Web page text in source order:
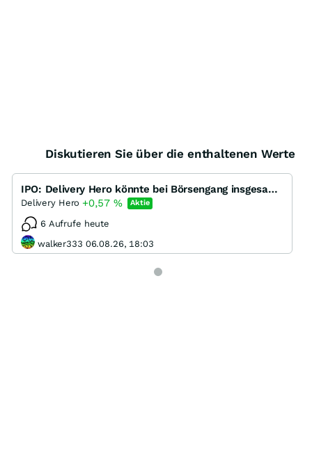
Diskutieren Sie über die enthaltenen Werte
IPO: Delivery Hero könnte bei Börsengang insgesamt bis zu eine Milliarde einsammeln
Delivery Hero +0,57 % Aktie
6 Aufrufe heute
walker333 06.08.26, 18:03